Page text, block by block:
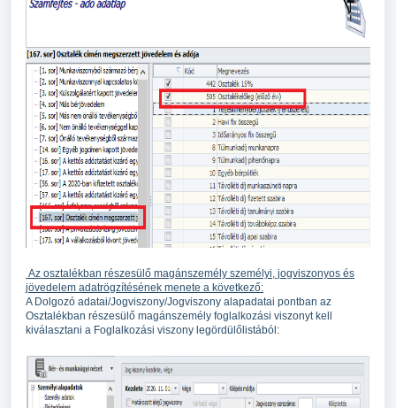
Az osztalékban részesülő magánszemély személyi, jogviszonyos és
jövedelem adatrögzítésének menete a következő:
A Dolgozó adatai/Jogviszony/Jogviszony alapadatai pontban az
Osztalékban részesülő magánszemély foglalkozási viszonyt kell
kiválasztani a Foglalkozási viszony legördülőlistából: